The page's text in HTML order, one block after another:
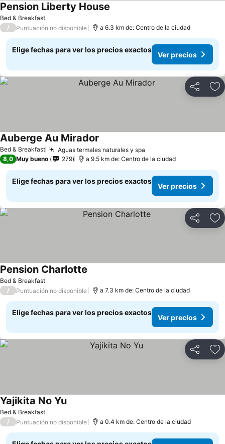
Bed & Breakfast
Pension Liberty House
/ Puntuación no disponible a 6.3 km de: Centro de la ciudad
Elige fechas para ver los precios exactos
Ver precios
Compartir
Bed & Breakfast Aguas termales naturales y spa
Auberge Au Mirador
8,0 Muy bueno 279 a 9.5 km de: Centro de la ciudad
Elige fechas para ver los precios exactos
Ver precios
Compartir
Bed & Breakfast
Pension Charlotte
/ Puntuación no disponible a 7.3 km de: Centro de la ciudad
Elige fechas para ver los precios exactos
Ver precios
Compartir
Bed & Breakfast
Yajikita No Yu
/ Puntuación no disponible a 0.4 km de: Centro de la ciudad